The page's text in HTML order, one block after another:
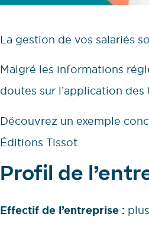
La gestion de vos salariés
Malgré les informations
doutes sur l’application des
Découvrez un exemple
Éditions Tissot.
Profil de
Effectif de l’entreprise :